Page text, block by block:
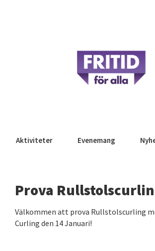
Aktiviteter Evenemang
Prova
Välkommen att prova Rullstolscurling
Curling den 14 Januari!